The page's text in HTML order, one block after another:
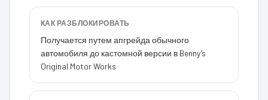
КАК РАЗБЛОКИРОВАТЬ
Получается путем апгрейда обычного
автомобиля до кастомной версии в Benny’s
Original Motor Works